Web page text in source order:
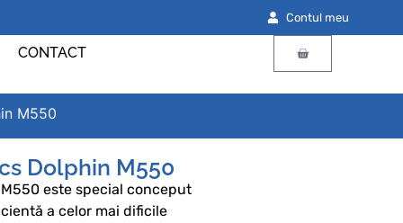
Contul meu
CONTACT
M550
Dolphin M550
este special conceput
a celor mai dificile